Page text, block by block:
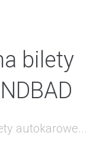
bilety
autokarowe...